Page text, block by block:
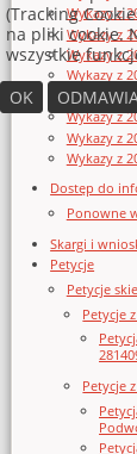
Wykazy z
Wykazy z
Wykazy z
Wykazy z
Wykazy z
Wykazy z
Wykazy z
Wykazy z
Dostęp do
Ponowne
Skargi i
Petycje
Petycje
Petycje
Petycje
(Tracking
na pliki cookie.
wszystkie
OK